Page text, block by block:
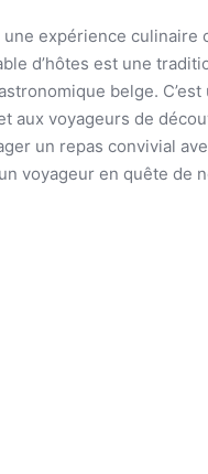
une expérience culinaire
d’hôtes est une
belge.
aux voyageurs de
un repas convivial
voyageur en quête de